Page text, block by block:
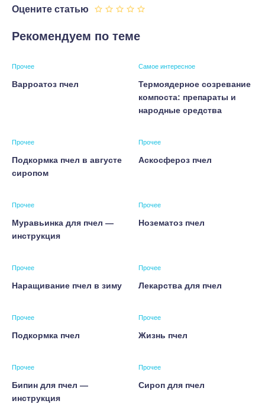
Оцените статью
Рекомендуем по теме
Прочее
Варроатоз пчел
Самое интересное
Термоядерное созревание
компоста: препараты и
народные средства
Прочее
Подкормка пчел в августе
сиропом
Прочее
Аскосфероз пчел
Прочее
Муравьинка для пчел —
инструкция
Прочее
Нозематоз пчел
Прочее
Наращивание пчел в зиму
Прочее
Лекарства для пчел
Прочее
Подкормка пчел
Прочее
Жизнь пчел
Прочее
Бипин для пчел —
инструкция
Прочее
Сироп для пчел